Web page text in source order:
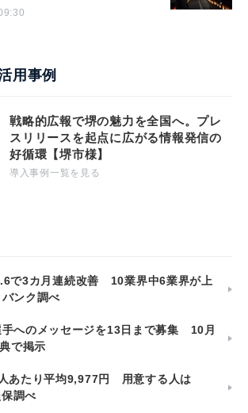
用事例
戦略的広報で堺の魅力を全国へ。プレ
スリリースを起点に広がる情報発信の
好循環【堺市様】
導入事例一覧を見る
で3カ月連続改善 10業界中6業界が上
ンク調べ
手へのメッセージを13日まで募集 10月
で掲示
あたり平均9,977円 用意する人は
調べ